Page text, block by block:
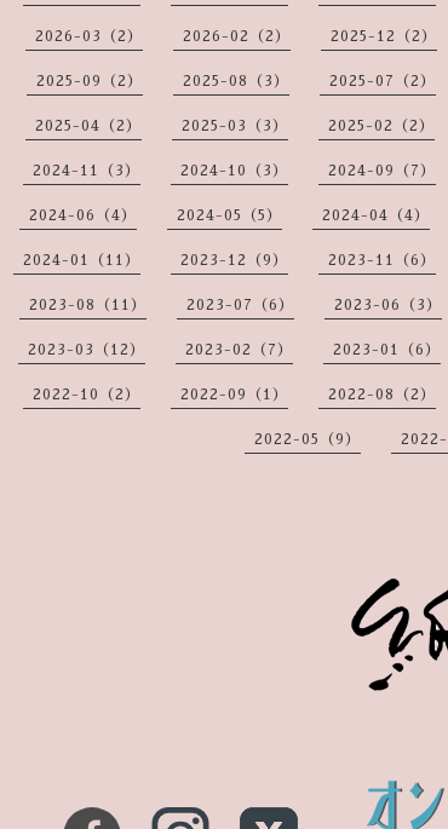
2026-03（2） 2026-02（2） 2025-12（2）
2025-09（2） 2025-08（3） 2025-07（2）
2025-04（2） 2025-03（3） 2025-02（2）
2024-11（3） 2024-10（3） 2024-09（7）
2024-06（4） 2024-05（5） 2024-04（4）
2024-01（11） 2023-12（9） 2023-11（6）
2023-08（11） 2023-07（6） 2023-06（3）
2023-03（12） 2023-02（7） 2023-01（6）
2022-10（2） 2022-09（1） 2022-08（2）
2022-05（9） 2022-